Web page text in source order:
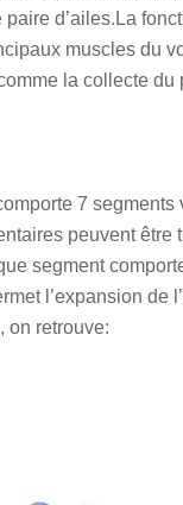
d’ailes.La
muscles du
la collecte du
7
peuvent être
segment
l’expansion de
on retrouve: